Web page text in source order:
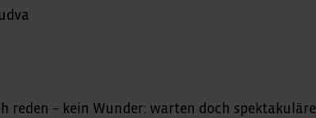
reden – kein Wunder: warten doch spektakuläre